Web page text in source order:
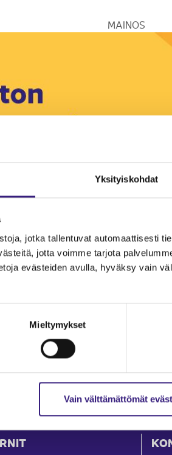
Yksityiskohdat
jotka tallentuvat automaattisesti
jotta voimme tarjota
evästeiden avulla, hyväksy vain
Mieltymykset
Vain välttämättömät
MAINOS